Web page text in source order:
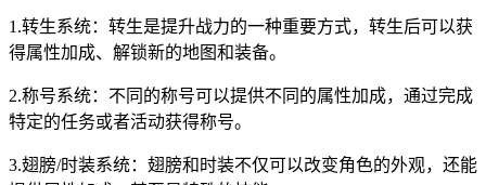
1.转生系统：转生是提升战力的一种重要方式，转生后可以获
得属性加成、解锁新的地图和装备。
2.称号系统：不同的称号可以提供不同的属性加成，通过完成
特定的任务或者活动获得称号。
3.翅膀/时装系统：翅膀和时装不仅可以改变角色的外观，还能